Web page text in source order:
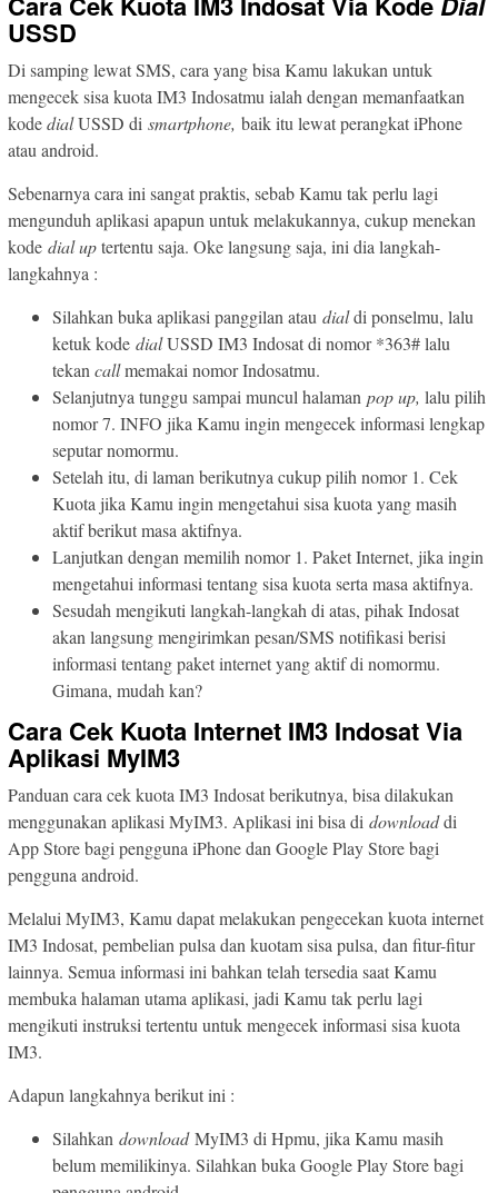
USSD
Di samping lewat SMS, cara yang bisa Kamu lakukan untuk
mengecek sisa kuota IM3 Indosatmu ialah dengan memanfaatkan
kodedialUSSD di smartphone, baik itu lewat perangkat iPhone
atau android.
Sebenarnya cara ini sangat praktis, sebab Kamu tak perlu lagi
mengunduh aplikasi apapun untuk melakukannya, cukup menekan
kode dial uptertentu saja. Oke langsung saja, ini dia langkah-
langkahnya :
Silahkan buka aplikasi panggilan atau dialdi ponselmu, lalu
ketuk kode dialUSSD IM3 Indosat di nomor *363# lalu
tekan callmemakai nomor Indosatmu.
Selanjutnya tunggu sampai muncul halaman pop up, lalu pilih
nomor 7. INFO jika Kamu ingin mengecek informasi lengkap
seputar nomormu.
Setelah itu, di laman berikutnya cukup pilih nomor 1. Cek
Kuota jika Kamu ingin mengetahui sisa kuota yang masih
aktif berikut masa aktifnya.
Lanjutkan dengan memilih nomor 1. Paket Internet, jika ingin
mengetahui informasi tentang sisa kuota serta masa aktifnya.
Sesudah mengikuti langkah-langkah di atas, pihak Indosat
akan langsung mengirimkan pesan/SMS notifikasi berisi
informasi tentang paket internet yang aktif di nomormu.
Gimana, mudah kan?
Cara Cek Kuota Internet IM3 Indosat Via
Aplikasi MyIM3
Panduan cara cek kuota IM3 Indosat berikutnya, bisa dilakukan
menggunakan aplikasi MyIM3. Aplikasi ini bisa di downloaddi
App Store bagi pengguna iPhone dan Google Play Store bagi
pengguna android.
Melalui MyIM3, Kamu dapat melakukan pengecekan kuota internet
IM3 Indosat, pembelian pulsa dan kuotam sisa pulsa, dan fitur-fitur
lainnya. Semua informasi ini bahkan telah tersedia saat Kamu
membuka halaman utama aplikasi, jadi Kamu tak perlu lagi
mengikuti instruksi tertentu untuk mengecek informasi sisa kuota
IM3.
Adapun langkahnya berikut ini :
Silahkan downloadMyIM3 di Hpmu, jika Kamu masih
belum memilikinya. Silahkan buka Google Play Store bagi